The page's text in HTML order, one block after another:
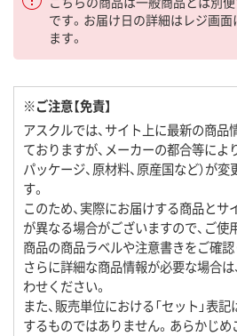
です。お届け日の詳細はレジ画
ます。
※ご注意【免責】
アスクルでは、サイト上に最新の商
ておりますが、メーカーの都合等により
パッケージ、原材料、原産国など）が
す。
このため、実際にお届けする商品と
が異なる場合がございますので、ご
商品の商品ラベルや注意書きをご確認
さらに詳細な商品情報が必要な場合
わせください。
また、販売単位における「セット」表
するものではありません。あらかじめ